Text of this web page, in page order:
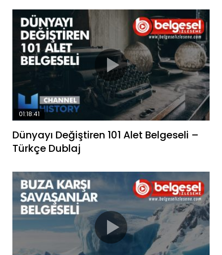
01:18:41
Dünyayı Değiştiren 101 Alet Belgeseli –
Türkçe Dublaj